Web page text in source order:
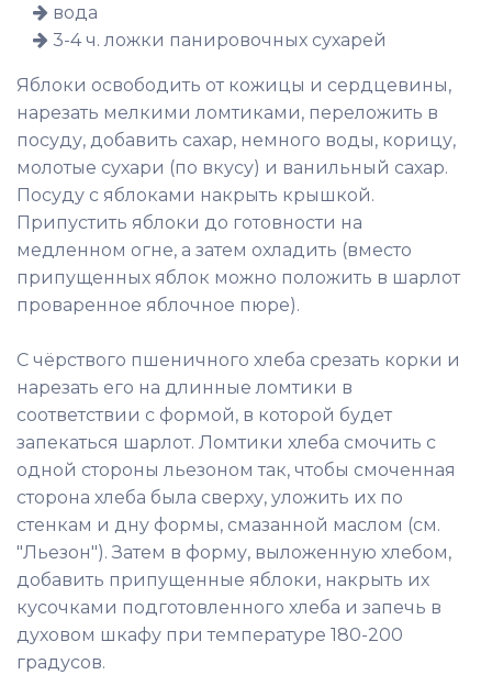
вода
3-4 ч. ложки панировочных сухарей
Яблоки освободить от кожицы и сердцевины,
нарезать мелкими ломтиками, переложить в
посуду, добавить сахар, немного воды, корицу,
молотые сухари (по вкусу) и ванильный сахар.
Посуду с яблоками накрыть крышкой.
Припустить яблоки до готовности на
медленном огне, а затем охладить (вместо
припущенных яблок можно положить в шарлот
проваренное яблочное пюре).
С чёрствого пшеничного хлеба срезать корки и
нарезать его на длинные ломтики в
соответствии с формой, в которой будет
запекаться шарлот. Ломтики хлеба смочить с
одной стороны льезоном так, чтобы смоченная
сторона хлеба была сверху, уложить их по
стенкам и дну формы, смазанной маслом (см.
"Льезон"). Затем в форму, выложенную хлебом,
добавить припущенные яблоки, накрыть их
кусочками подготовленного хлеба и запечь в
духовом шкафу при температуре 180-200
градусов.